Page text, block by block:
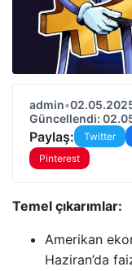
admin•
Güncellendi:
Paylaş: Twitter
Pinterest
Temel çıkarımlar:
Amerikan
Haziran’da